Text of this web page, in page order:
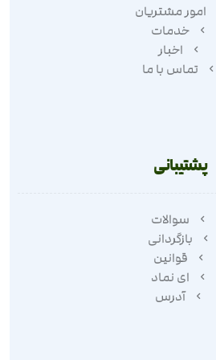
امور مشتریان
خدمات
اخبار
تماس با ما
پشتیبانی
سوالات
بازگردانی
قوانین
ای نماد
آدرس